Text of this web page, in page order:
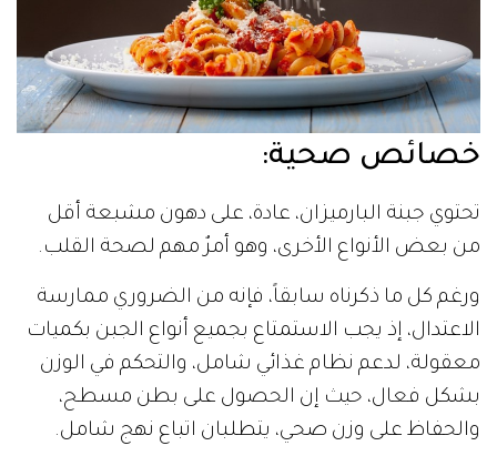
خصائص صحية:
تحتوي جبنة البارميزان، عادة، على دهون مشبعة أقل
من بعض الأنواع الأخرى، وهو أمرٌ مهم لصحة القلب.
ورغم كل ما ذكرناه سابقاً، فإنه من الضروري ممارسة
الاعتدال، إذ يجب الاستمتاع بجميع أنواع الجبن بكميات
معقولة، لدعم نظام غذائي شامل، والتحكم في الوزن
بشكل فعال، حيث إن الحصول على بطن مسطح،
والحفاظ على وزن صحي، يتطلبان اتباع نهج شامل.